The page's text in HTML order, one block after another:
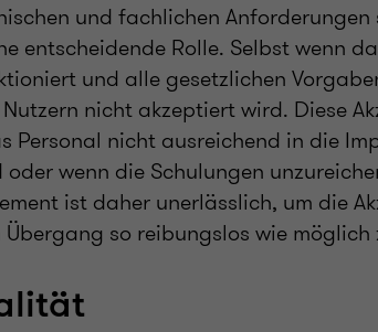
und fachlichen
entscheidende Rolle. Selbst wenn
und alle gesetzlichen
nicht akzeptiert wird. Diese
Personal nicht ausreichend in die
wenn die Schulungen
ist daher unerlässlich, um die
so reibungslos wie möglich